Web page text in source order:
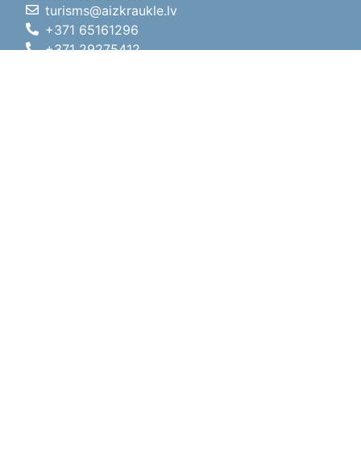
turisms@aizkraukle.lv
+371 65161296
+371 29275412